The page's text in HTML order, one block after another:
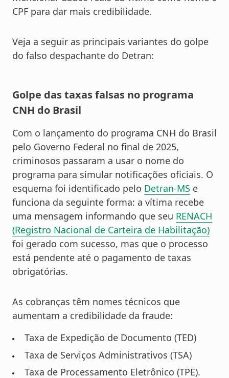
CPF para dar mais credibilidade.
Veja a seguir as principais variantes do golpe
do falso despachante do Detran:
Golpe das taxas falsas no programa
CNH do Brasil
Com o lançamento do programa CNH do Brasil
pelo Governo Federal no final de 2025,
criminosos passaram a usar o nome do
programa para simular notificações oficiais. O
esquema foi identificado pelo Detran-MS e
funciona da seguinte forma: a vítima recebe
uma mensagem informando que seu RENACH
(Registro Nacional de Carteira de Habilitação)
foi gerado com sucesso, mas que o processo
está pendente até o pagamento de taxas
obrigatórias.
As cobranças têm nomes técnicos que
aumentam a credibilidade da fraude:
Taxa de Expedição de Documento (TED)
Taxa de Serviços Administrativos (TSA)
Taxa de Processamento Eletrônico (TPE).